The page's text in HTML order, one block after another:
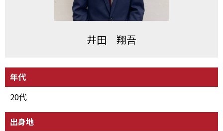
井田 翔吾
年代
20代
出身地